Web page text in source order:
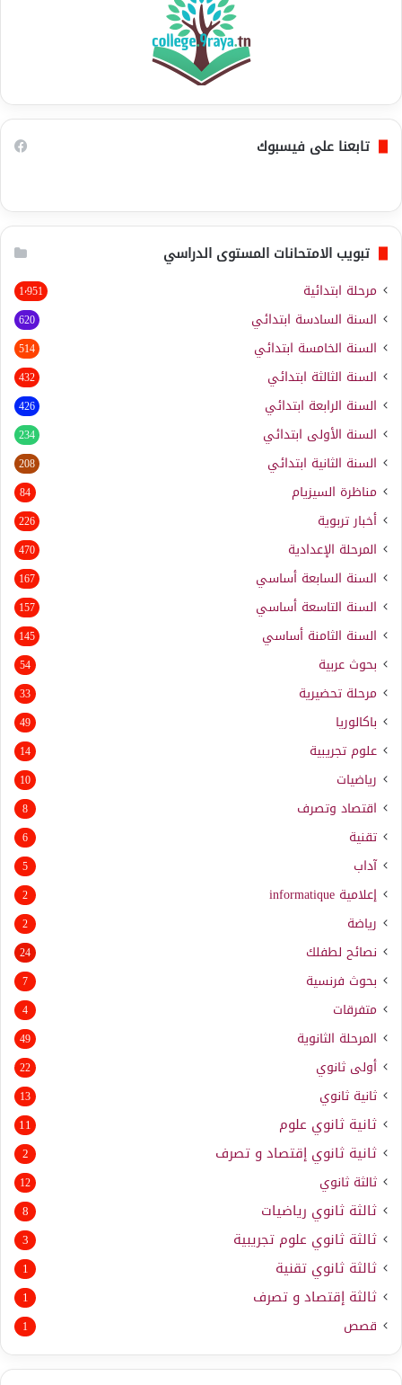
تابعنا على فيسبوك
تبويب الامتحانات المستوى الدراسي
مرحلة ابتدائية 1٬951
السنة السادسة ابتدائي 620
السنة الخامسة ابتدائي 514
السنة الثالثة ابتدائي 432
السنة الرابعة ابتدائي 426
السنة الأولى ابتدائي 234
السنة الثانية ابتدائي 208
مناظرة السيزيام 84
أخبار تربوية 226
المرحلة الإعدادية 470
السنة السابعة أساسي 167
السنة التاسعة أساسي 157
السنة الثامنة أساسي 145
بحوث عربية 54
مرحلة تحضيرية 33
باكالوريا 49
علوم تجريبية 14
رياضيات 10
اقتصاد وتصرف 8
تقنية 6
آداب 5
إعلامية informatique
2
رياضة 2
نصائح لطفلك 24
بحوث فرنسية 7
متفرقات 4
المرحلة الثانوية 49
أولى ثانوي 22
ثانية ثانوي 13
ثانية ثانوي علوم 11
ثانية ثانوي إقتصاد و تصرف 2
ثالثة ثانوي 12
ثالثة ثانوي رياضيات 8
ثالثة ثانوي علوم تجريبية 3
ثالثة ثانوي تقنية 1
ثالثة إقتصاد و تصرف 1
قصص 1